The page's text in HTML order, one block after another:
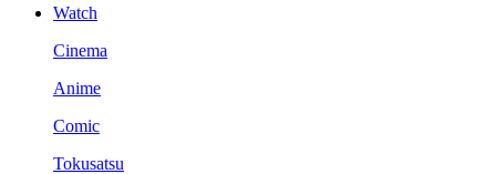
Watch
Cinema
Anime
Comic
Tokusatsu